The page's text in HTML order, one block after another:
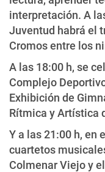
interpretación. A
Juventud habrá el
Cromos entre los
A las 18:00 h, se
Complejo
Exhibición de
Rítmica y Artística
Y a las 21:00 h, en
cuartetos
Colmenar Viejo y